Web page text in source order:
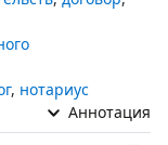
, нотариус
Аннотация